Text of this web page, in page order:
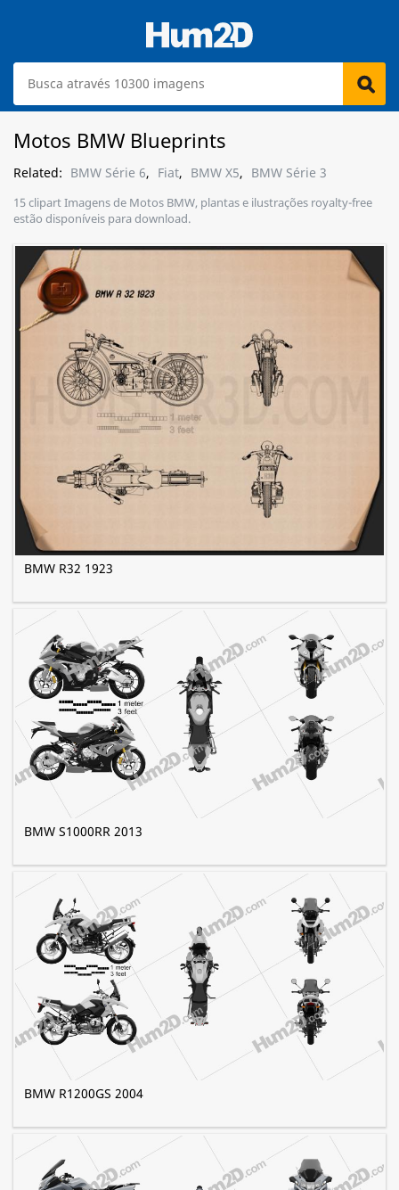
Motos BMW Blueprints
Related: BMW Série 6, Fiat, BMW X5, BMW Série 3
15 clipart Imagens de Motos BMW, plantas e ilustrações royalty-free
estão disponíveis para download.
BMW R32 1923
BMW S1000RR 2013
BMW R1200GS 2004